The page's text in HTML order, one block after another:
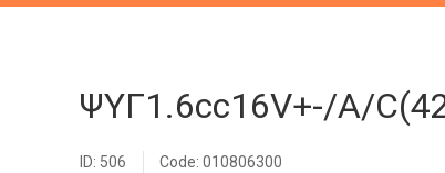
ΨΥΓ1.6cc16V+-/A/
ID: 506 Code: 010806300